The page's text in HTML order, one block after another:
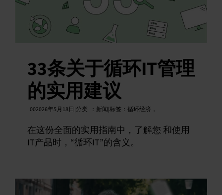
联系我们
通讯
我的账户
搜索
中文 (简体)
33条关于循环IT管理
的实用建议
002026年5月18日|分类 ： 新闻|标签： 循环经济，
在这份全面的实用指南中，了解您 和使用
IT产品时，“循环IT”的含义。